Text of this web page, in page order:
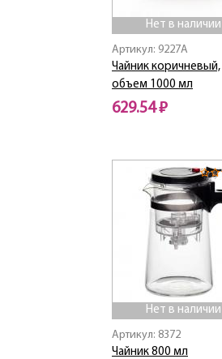
Нет в наличии
Артикул: 9227A
Чайник коричневый,
объем 1000 мл
629.54 ₽
Нет в наличии
Артикул: 8372
Чайник 800 мл